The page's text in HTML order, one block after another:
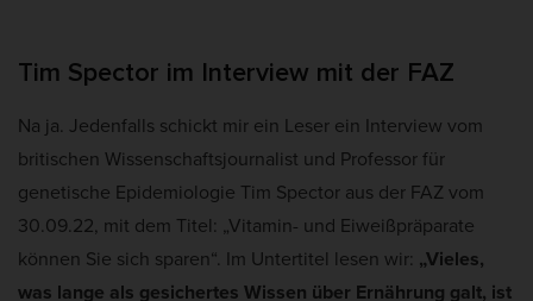
Tim Spector im Interview mit der FAZ
Na ja. Jedenfalls schickt mir ein Leser ein Interview vom
britischen Wissenschaftsjournalist und Professor für
genetische Epidemiologie Tim Spector aus der FAZ vom
30.09.22, mit dem Titel: „Vitamin- und Eiweißpräparate
können Sie sich sparen“. Im Untertitel lesen wir: „Vieles,
was lange als gesichertes Wissen über Ernährung galt, ist
werden, bedarf der Zugriff auf diese Inhalte keiner manuellen Einwilligung
mehr.
Cookie-Informationen anzeigen
Datenschutzerklärung